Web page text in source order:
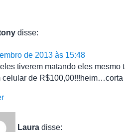
disse:
de 2013 às 15:48
tiverem matando eles
celular de R$100,00!!!heim…corta
Laura disse: